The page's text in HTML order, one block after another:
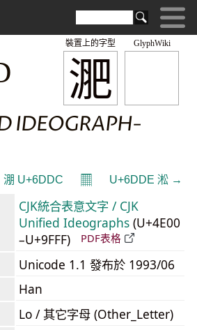
GlyphWiki
淝
裝置上的字型
IDEOGRAPH-
U+6DDC 𝄜 U+6DDE 淞 →
CJK統合表意文字 / CJK
Unified Ideographs (U+4E00
–U+9FFF)
PDF表格
Unicode 1.1 發布於 1993/06
Han
Lo / 其它字母 (Other_Letter)